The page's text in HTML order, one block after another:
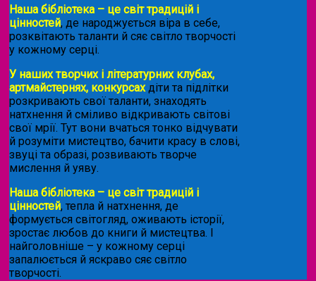
Наша бібліотека – це світ традицій і
цінностей, де народжується віра в себе,
розквітають таланти й сяє світло творчості
у кожному серці.
У наших творчих і літературних клубах,
артмайстернях, конкурсахдіти та підлітки
розкривають свої таланти, знаходять
натхнення й сміливо відкривають світові
свої мрії. Тут вони вчаться тонко відчувати
й розуміти мистецтво, бачити красу в слові,
звуці та образі, розвивають творче
мислення й уяву.
Наша бібліотека – це світ традицій і
цінностей, тепла й натхнення, де
формується світогляд, оживають історії,
зростає любов до книги й мистецтва. І
найголовніше – у кожному серці
запалюється й яскраво сяє світло
творчості.